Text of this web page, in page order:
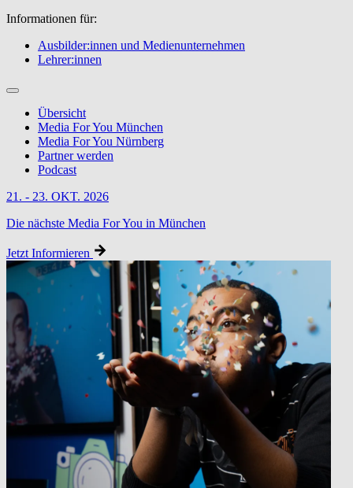
Informationen für:
Ausbilder:innen und Medienunternehmen
Lehrer:innen
Übersicht
Media For You München
Media For You Nürnberg
Partner werden
Podcast
21. - 23. OKT. 2026
Die nächste Media For You in München
Jetzt Informieren